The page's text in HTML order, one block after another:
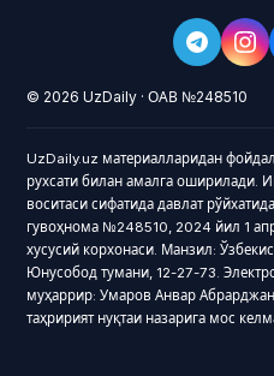
© 2026 UzDaily · ОАВ №248510
UzDaily.uz материалларидан
рухсати билан амалга оширилади.
воситаси сифатида давлат
гувоҳнома №248510, 2024 йил 1
хусусий корхонаси. Манзил:
Юнусобод тумани, 12-27-73.
муҳаррир: Умаров Анвар
таҳририят нуқтаи назарига мос